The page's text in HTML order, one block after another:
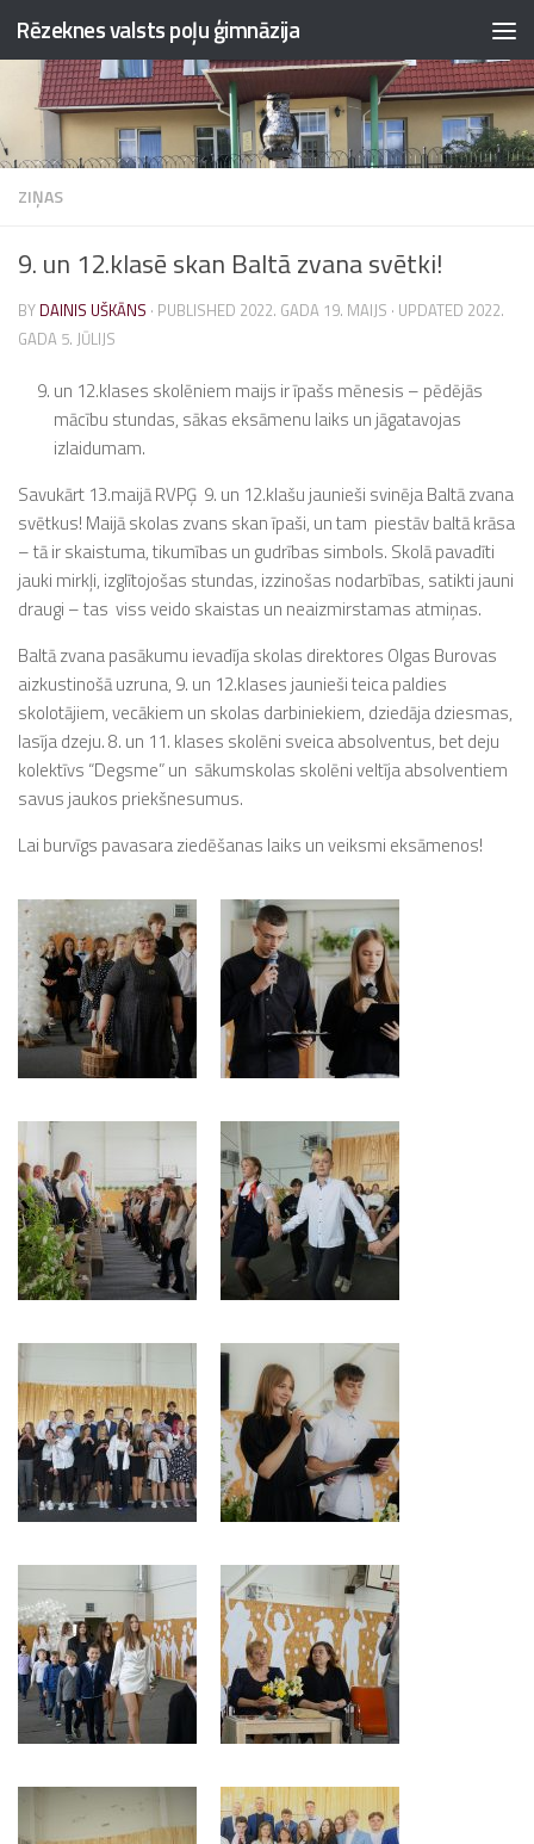
Skip to content
Rēzeknes valsts poļu ģimnāzija
ZIŅAS
9. un 12.klasē skan Baltā zvana svētki!
BY DAINIS UŠKĀNS · PUBLISHED 2022. GADA 19. MAIJS · UPDATED 2022.
GADA 5. JŪLIJS
un 12.klases skolēniem maijs ir īpašs mēnesis – pēdējās
mācību stundas, sākas eksāmenu laiks un jāgatavojas
izlaidumam.
Savukārt 13.maijā RVPĢ 9. un 12.klašu jaunieši svinēja Baltā zvana
svētkus! Maijā skolas zvans skan īpaši, un tam piestāv baltā krāsa
– tā ir skaistuma, tikumības un gudrības simbols. Skolā pavadīti
jauki mirkļi, izglītojošas stundas, izzinošas nodarbības, satikti jauni
draugi – tas viss veido skaistas un neaizmirstamas atmiņas.
Baltā zvana pasākumu ievadīja skolas direktores Olgas Burovas
aizkustinošā uzruna, 9. un 12.klases jaunieši teica paldies
skolotājiem, vecākiem un skolas darbiniekiem, dziedāja dziesmas,
lasīja dzeju. 8. un 11. klases skolēni sveica absolventus, bet deju
kolektīvs “Degsme” un sākumskolas skolēni veltīja absolventiem
savus jaukos priekšnesumus.
Lai burvīgs pavasara ziedēšanas laiks un veiksmi eksāmenos!